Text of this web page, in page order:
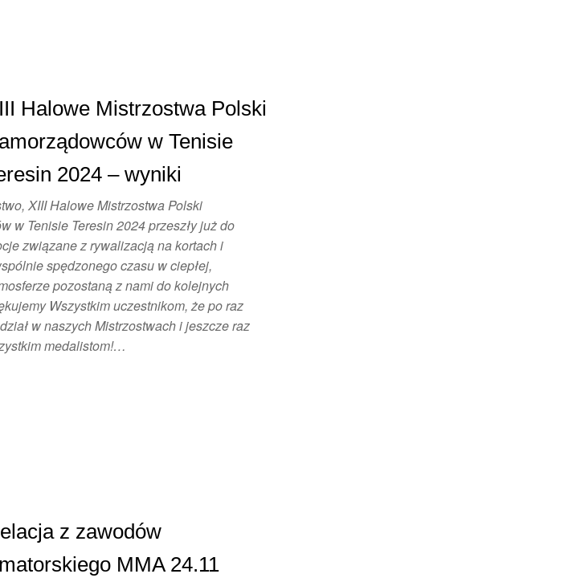
Halowe Mistrzostwa Polski
w Tenisie
2024 – wyniki
XIII Halowe Mistrzostwa Polski
w Tenisie Teresin 2024 przeszły już do
związane z rywalizacją na kortach i
spędzonego czasu w ciepłej,
pozostaną z nami do kolejnych
Wszystkim uczestnikom, że po raz
w naszych Mistrzostwach i jeszcze raz
medalistom!…
z zawodów
MMA 24.11